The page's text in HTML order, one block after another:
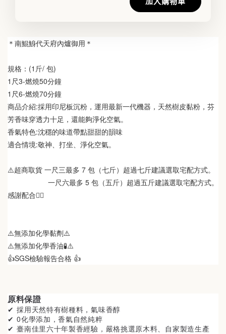
＊南鯤鯓代天府內爐御用＊
規格：(1斤/ 包)
1尺3-燃燒50分鐘
1尺6-燃燒70分鐘
商品介紹:採用印尼板沉粉，運用最新一代機器，天然樹皮黏粉，芬
芳香味穿透力十足，還能夠淨化空氣。
香氣特色:沈穩的味道帶點甜甜的韻味
適合情境:敬神、打坐、淨化空氣。
⚠️超商取貨 一尺三最多 7 包（七斤）超過七斤建議選取宅配方式。
一尺六最多 5 包（五斤）超過五斤建議選取宅配方式。
感謝配合🙋‍♀️
⚠️無添加化學黏劑⚠️
⚠️無添加化學香油🧪⚠️
👍SGS檢驗報告合格 👍
原料保證
✔ 採用天然特有樹種料 ，氣味香醇
✔ 0化學添加，香氣自然純粹
✔ 臺南佳里六十年製香經驗，嚴格挑選原木料、自家製造生產